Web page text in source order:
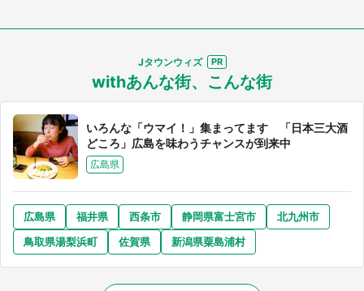
Jタウンウィズ
withあんな街、こんな街
いろんな「ウマイ！」集まってます 「日本三大酒
どころ」広島を味わうチャンスが到来中
広島県
広島県 福井県 西条市 静岡県富士宮市
北九州市
鳥取県湯梨浜町
佐賀県 新潟県粟島浦村